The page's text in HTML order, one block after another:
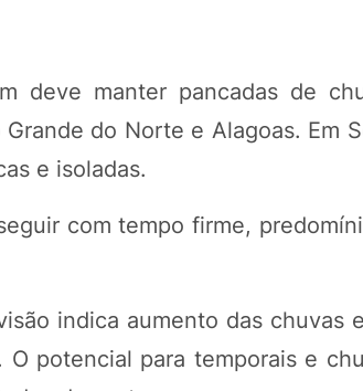
deve manter pancadas de
do Norte e Alagoas. Em
e isoladas.
com tempo firme,
indica aumento das chuvas
potencial para temporais e